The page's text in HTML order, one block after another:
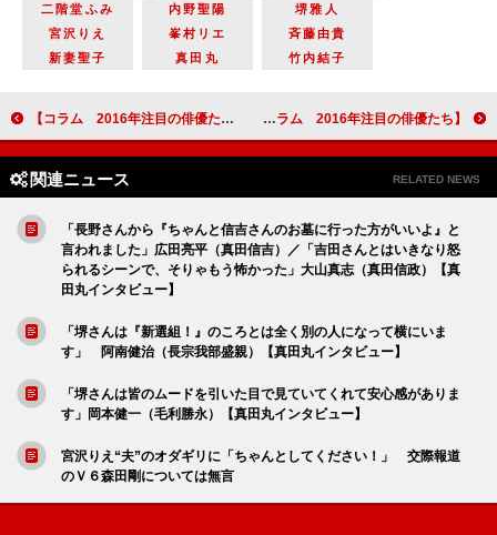
二階堂ふみ
内野聖陽
堺雅人
宮沢りえ
峯村リエ
斉藤由貴
新妻聖子
真田丸 竹内結子
【コラム 2016年注目の俳優たち】 第25回 菅田将暉 今年旬を迎えた若手俳優 『デスノート Light up the NEW world』ほか 【コラム 2016年注目の俳優たち】 第27回 新垣結衣 脚本家・野木亜紀子とのコンビが引き出す魅力 「逃げるは恥だが役に立つ」
関連ニュース RELATED NEWS
「長野さんから『ちゃんと信吉さんのお墓に行った方がいいよ』と
言われました」広田亮平（真田信吉）／「吉田さんとはいきなり怒
られるシーンで、そりゃもう怖かった」大山真志（真田信政）【真
田丸インタビュー】
「堺さんは『新選組！』のころとは全く別の人になって横にいま
す」 阿南健治（長宗我部盛親）【真田丸インタビュー】
「堺さんは皆のムードを引いた目で見ていてくれて安心感がありま
す」岡本健一（毛利勝永）【真田丸インタビュー】
宮沢りえ“夫”のオダギリに「ちゃんとしてください！」 交際報道
のＶ６森田剛については無言